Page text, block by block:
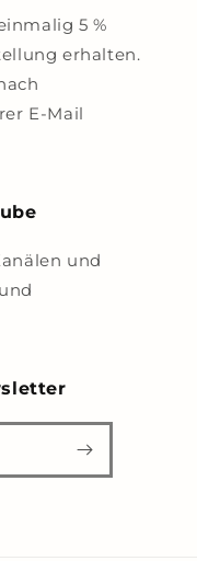
5 %
erhalten.
E-Mail
und